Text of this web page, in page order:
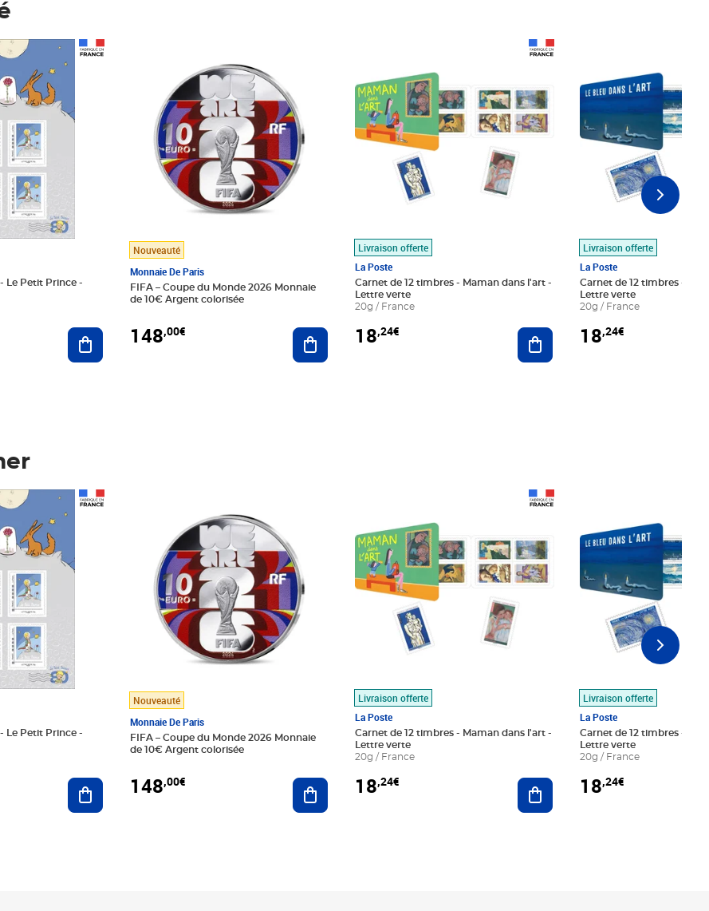
Le Petit Prince -
Ajouter au panier
Nouveauté
Monnaie De Paris
FIFA – Coupe du Monde 2026 Monnaie
de 10€ Argent colorisée
148,00€ Ajouter au panier
Livraison offerte
La Poste
Carnet de 12 timbres - Maman dans l'art -
Lettre verte
20g / France
18,24€ Ajouter au panier
Livraison offerte
La Poste
Carnet de 12 timbres - Le
Lettre verte
20g / France
18,24€
Le Petit Prince -
Ajouter au panier
Nouveauté
Monnaie De Paris
FIFA – Coupe du Monde 2026 Monnaie
de 10€ Argent colorisée
148,00€ Ajouter au panier
Livraison offerte
La Poste
Carnet de 12 timbres - Maman dans l'art -
Lettre verte
20g / France
18,24€ Ajouter au panier
Livraison offerte
La Poste
Carnet de 12 timbres - Le
Lettre verte
20g / France
18,24€